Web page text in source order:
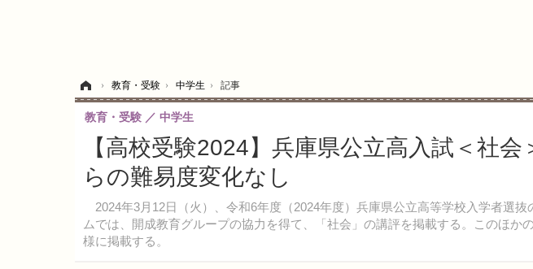
› 教育・受験 › 中学生 › 記事
【高校受験2024】兵庫県公立高入試＜社
らの難易度変化なし
2024年3月12日（火）、令和6年度（2024年度）兵庫県公立高等学校入学者選抜
ムでは、開成教育グループの協力を得て、「社会」の講評を掲載する。このほか
様に掲載する。
教育・受験 中学生